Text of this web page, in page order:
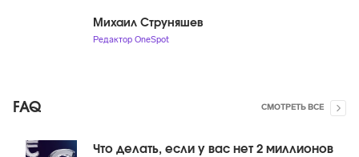
Михаил Струняшев
Редактор OneSpot
FAQ СМОТРЕТЬ ВСЕ
Что делать, если у вас нет 2 миллионов